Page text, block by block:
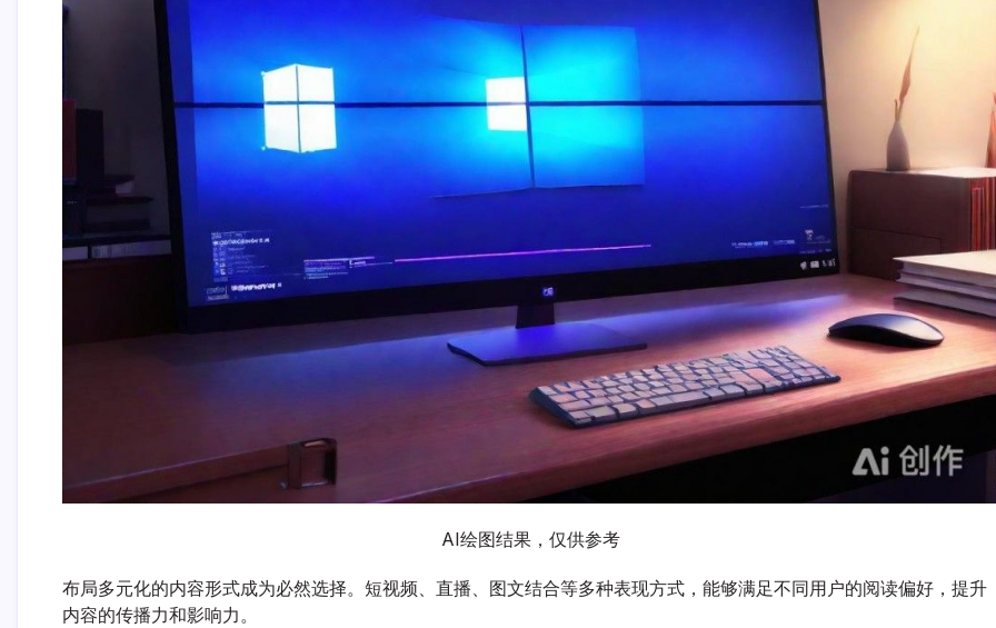
AI绘图结果，仅供参考
布局多元化的内容形式成为必然选择。短视频、直播、图文结合等多种表现方式，能够满足不同用户的阅读偏好，提升
内容的传播力和影响力。